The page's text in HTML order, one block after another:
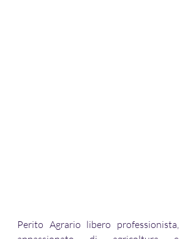
Perito Agrario libero professionista,